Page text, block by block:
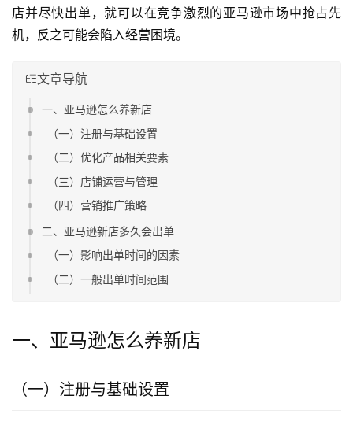
店并尽快出单，就可以在竞争激烈的亚马逊市场中抢占先
机，反之可能会陷入经营困境。
文章导航
一、亚马逊怎么养新店
（一）注册与基础设置
（二）优化产品相关要素
（三）店铺运营与管理
（四）营销推广策略
二、亚马逊新店多久会出单
（一）影响出单时间的因素
（二）一般出单时间范围
一、亚马逊怎么养新店
（一）注册与基础设置